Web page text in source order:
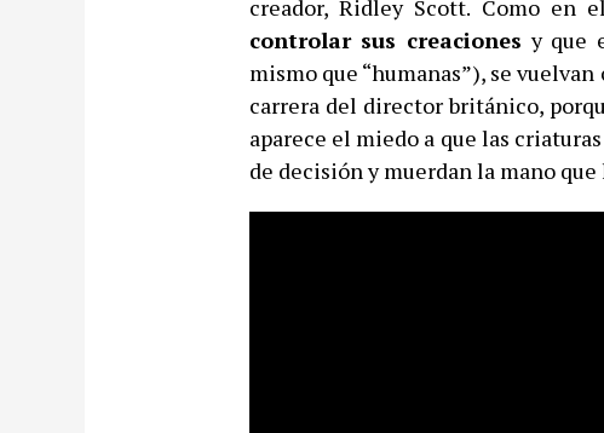
creador, Ridley Scott. Como en
controlar sus creaciones y que
mismo que “humanas”), se
carrera del director británico,
aparece el miedo a que las
de decisión y muerdan la mano que